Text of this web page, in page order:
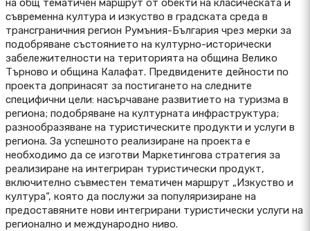
на общ тематичен маршрут от обекти на класическата и
съвременна култура и изкуство в градската среда в
трансграничния регион Румъния-България чрез мерки за
подобряване състоянието на културно-исторически
забележителности на територията на община Велико
Търново и община Калафат. Предвидените дейности по
проекта допринасят за постигането на следните
специфични цели: насърчаване развитието на туризма в
региона; подобряване на културната инфраструктура;
разнообразяване на туристическите продукти и услуги в
региона. За успешното реализиране на проекта е
необходимо да се изготви Маркетингова стратегия за
реализиране на интегриран туристически продукт,
включително съвместен тематичен маршрут „Изкуство и
култура“, която да послужи за популяризиране на
предоставяните нови интегрирани туристически услуги на
регионално и международно ниво.